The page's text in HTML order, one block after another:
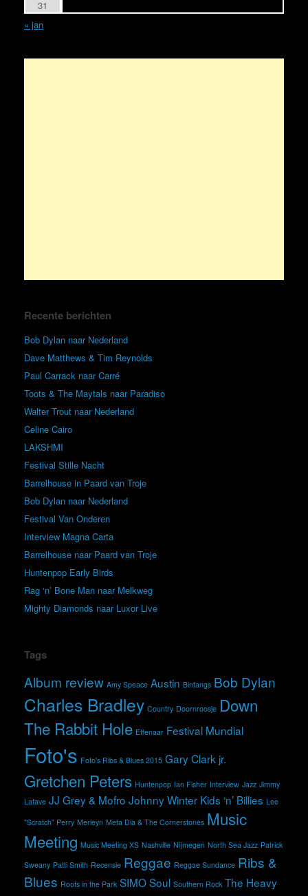
31
« jan
Recente berichten
Bob Dylan naar Nederland
Dave Matthews & Tim Reynolds
Paul Carrack naar Carré
Toots & The Maytals naar Paradiso
Walter Trout naar Nederland
Celine Cairo
LAKSHMI
Festival Stille Nacht
Barrelhouse in Paard van Troje
Bob Dylan naar Nederland
Festival Van Onderen
Interview Magna Carta
Barrelhouse naar Paard van Troje
Huntenpop Early Birds
Rag ‘n’ Bone Man naar Melkweg
Mighty Diamonds naar Luxor Live
Tags
Album review Amy Speace Austin Bintangs Bob Dylan
Charles Bradley Country Doornroosje Down
The Rabbit Hole Effenaar Festival Mundial
Foto's Foto's Ribs & Blues 2015 Gary Clark jr.
Gretchen Peters Huntenpop Ian Fisher Interview Jazz Jimmy
Lafave JJ Grey & Mofro Johnny Winter Kids ‘n’ Billies Lee
"Scratch" Perry Merleyn Meta Dia & The Cornerstones Music
Meeting Music Meeting XS Nashville Nijmegen North Sea Jazz Patrick
Sweany Patti Smith Recensie Reggae Reggae Sundance Ribs &
Blues Roots in the Park SIMOSoul Southern Rock The Heavy